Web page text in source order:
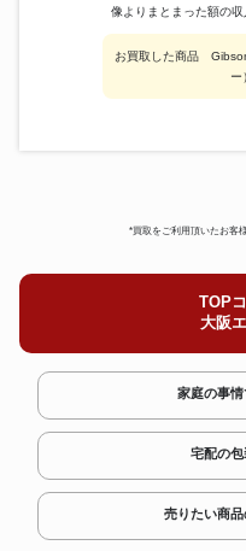
像よりまとまった額の収
お買取した商品
ー
*買取をご利用頂いたお客
TOP
大阪
家庭の事
宅配の
売りたい商